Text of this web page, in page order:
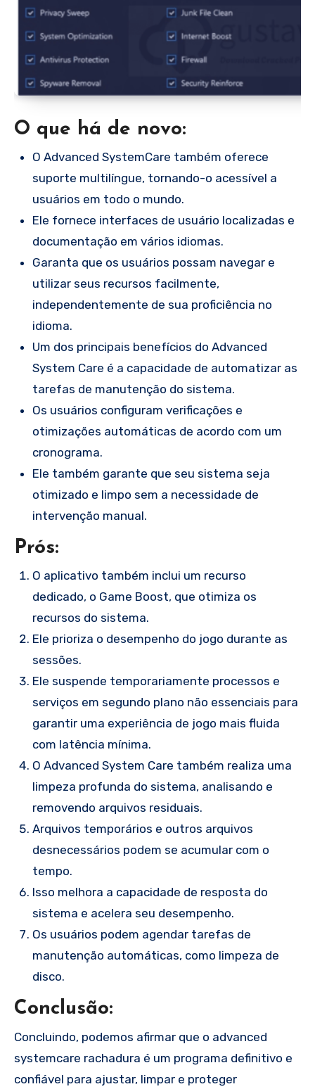
O que há de novo:
O Advanced SystemCare também oferece
suporte multilíngue, tornando-o acessível a
usuários em todo o mundo.
Ele fornece interfaces de usuário localizadas e
documentação em vários idiomas.
Garanta que os usuários possam navegar e
utilizar seus recursos facilmente,
independentemente de sua proficiência no
idioma.
Um dos principais benefícios do Advanced
System Care é a capacidade de automatizar as
tarefas de manutenção do sistema.
Os usuários configuram verificações e
otimizações automáticas de acordo com um
cronograma.
Ele também garante que seu sistema seja
otimizado e limpo sem a necessidade de
intervenção manual.
Prós:
O aplicativo também inclui um recurso
dedicado, o Game Boost, que otimiza os
recursos do sistema.
Ele prioriza o desempenho do jogo durante as
sessões.
Ele suspende temporariamente processos e
serviços em segundo plano não essenciais para
garantir uma experiência de jogo mais fluida
com latência mínima.
O Advanced System Care também realiza uma
limpeza profunda do sistema, analisando e
removendo arquivos residuais.
Arquivos temporários e outros arquivos
desnecessários podem se acumular com o
tempo.
Isso melhora a capacidade de resposta do
sistema e acelera seu desempenho.
Os usuários podem agendar tarefas de
manutenção automáticas, como limpeza de
disco.
Conclusão:
Concluindo, podemos afirmar que o advanced
systemcare rachadura é um programa definitivo e
confiável para ajustar, limpar e proteger